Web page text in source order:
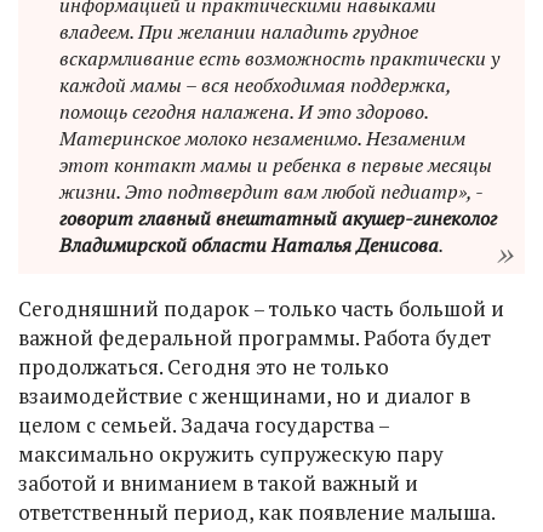
владеем. При желании наладить грудное
вскармливание есть возможность практически у
каждой мамы – вся необходимая поддержка,
помощь сегодня налажена. И это здорово.
Материнское молоко незаменимо. Незаменим
этот контакт мамы и ребенка в первые месяцы
жизни. Это подтвердит вам любой педиатр», -
говорит главный внештатный акушер-гинеколог
Владимирской области Наталья Денисова.
Сегодняшний подарок – только часть большой и
важной федеральной программы. Работа будет
продолжаться. Сегодня это не только
взаимодействие с женщинами, но и диалог в
целом с семьей. Задача государства –
максимально окружить супружескую пару
заботой и вниманием в такой важный и
ответственный период, как появление малыша.